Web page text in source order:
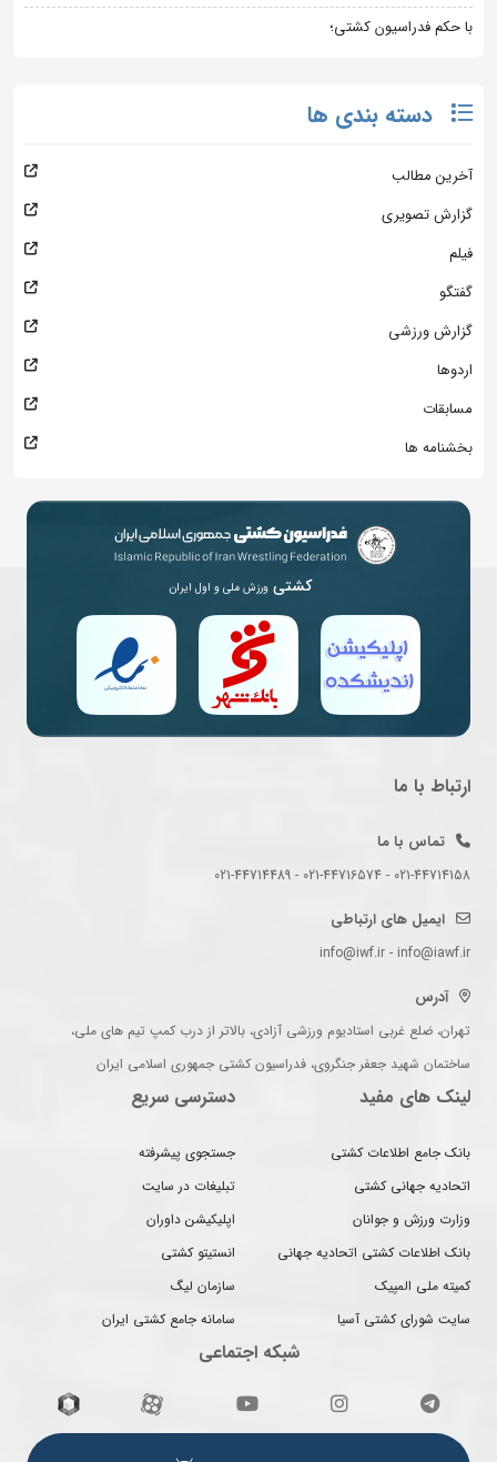
با حکم فدراسیون کشتی؛
دسته بندی ها
آخرین مطالب
گزارش تصویری
فیلم
گفتگو
گزارش ورزشی
اردوها
مسابقات
بخشنامه ها
کشتی ورزش ملی و اول ایران
ارتباط با ما
تماس با ما
021-44714158 - 021-44716574 - 021-44714489
ایمیل های ارتباطی
info@iwf.ir - info@iawf.ir
آدرس
تهران، ضلع غربی استادیوم ورزشی آزادی، بالاتر از درب کمپ تیم های ملی،
ساختمان شهید جعفر جنگروی، فدراسیون کشتی جمهوری اسلامی ایران
لینک های مفید
بانک جامع اطلاعات کشتی
اتحادیه جهانی کشتی
وزارت ورزش و جوانان
بانک اطلاعات کشتی اتحادیه جهانی
کمیته ملی المپیک
سایت شورای کشتی آسیا
دسترسی سریع
جستجوی پیشرفته
تبلیغات در سایت
اپلیکیشن داوران
انستیتو کشتی
سازمان لیگ
سامانه جامع کشتی ایران
شبکه اجتماعی